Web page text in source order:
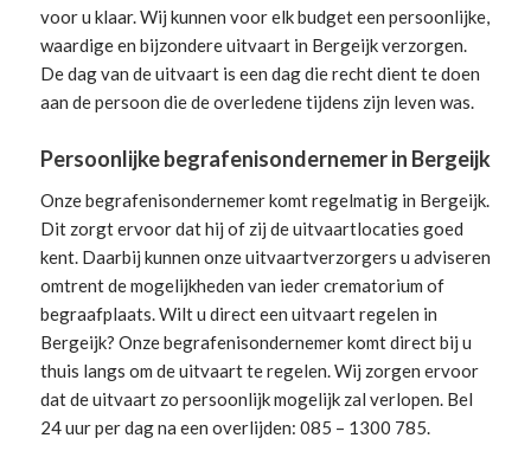
voor u klaar. Wij kunnen voor elk budget een persoonlijke,
waardige en bijzondere uitvaart in Bergeijk verzorgen.
De dag van de uitvaart is een dag die recht dient te doen
aan de persoon die de overledene tijdens zijn leven was.
Persoonlijke begrafenisondernemer in Bergeijk
Onze begrafenisondernemer komt regelmatig in Bergeijk.
Dit zorgt ervoor dat hij of zij de uitvaartlocaties goed
kent. Daarbij kunnen onze uitvaartverzorgers u adviseren
omtrent de mogelijkheden van ieder crematorium of
begraafplaats. Wilt u direct een uitvaart regelen in
Bergeijk? Onze begrafenisondernemer komt direct bij u
thuis langs om de uitvaart te regelen. Wij zorgen ervoor
dat de uitvaart zo persoonlijk mogelijk zal verlopen. Bel
24 uur per dag na een overlijden: 085 – 1300 785.